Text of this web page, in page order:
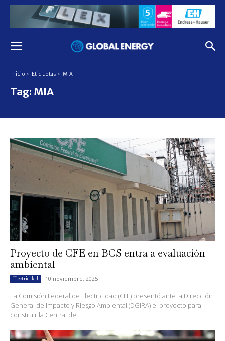
Inicio Etiquetas MIA
Tag: MIA
Proyecto de CFE en BCS entra a evaluación
ambiental
Electricidad 10 noviembre, 2025
La Comisión Federal de Electricidad (CFE) presentó ante la Dirección
General de Impacto y Riesgo Ambiental (DGIRA) el proyecto para
construir la Central de...